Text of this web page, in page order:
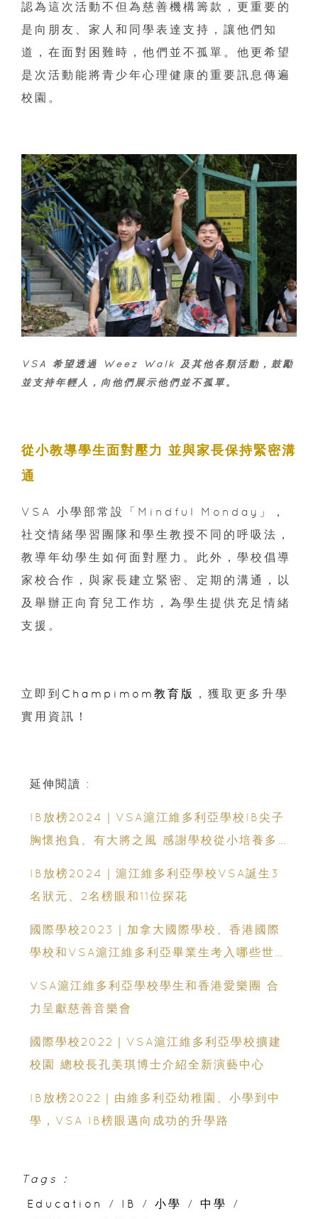
認為這次活動不但為慈善機構籌款，更重要的
是向朋友、家人和同學表達支持，讓他們知
道，在面對困難時，他們並不孤單。他更希望
是次活動能將青少年心理健康的重要訊息傳遍
校園。
VSA 希望透過 Weez Walk 及其他各類活動，鼓勵
並支持年輕人，向他們展示他們並不孤單。
從小教導學生面對壓力 並與家長保持緊密溝
通
VSA 小學部常設「Mindful Monday」，
社交情緒學習團隊和學生教授不同的呼吸法，
教導年幼學生如何面對壓力。此外，學校倡導
家校合作，與家長建立緊密、定期的溝通，以
及舉辦正向育兒工作坊，為學生提供充足情緒
支援。
立即到 Champimom教育版
，獲取更多升學
實用資訊！
延伸閱讀 :
IB放榜2024｜VSA滬江維多利亞學校IB尖子
胸懷抱負、有大將之風 感謝學校從小培養多
IB放榜2024｜滬江維多利亞學校VSA誕生3
名狀元、2名榜眼和11位探花
國際學校2023｜加拿大國際學校、香港國際
學校和VSA滬江維多利亞畢業生考入哪些世界
VSA滬江維多利亞學校學生和香港愛樂團 合
力呈獻慈善音樂會
國際學校2022｜VSA滬江維多利亞學校擴建
校園 總校長孔美琪博士介紹全新演藝中心
IB放榜2022｜由維多利亞幼稚園、小學到中
學，VSA IB榜眼邁向成功的升學路
Tags :
Education
/ IB / 小學 / 中學
/